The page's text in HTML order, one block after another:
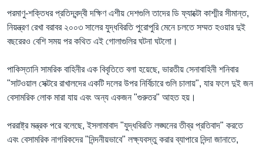
পরমাণু-শক্তিধর প্রতিদ্বন্দ্বী দক্ষিণ এশীয় দেশগুলি তাদের ডি ফ্যাক্টো কাশ্মীর সীমান্ত,
নিয়ন্ত্রণ রেখা বরাবর ২০০৩ সালের যুদ্ধবিরতি পুরোপুরি মেনে চলতে সম্মত হওয়ার দুই
বছরেরও বেশি সময় পর কথিত এই গোলাগুলির ঘটনা ঘটলো।
পাকিস্তানি সামরিক বাহিনীর এক বিবৃতিতে বলা হয়েছে, ভারতীয় সেনাবাহিনী শনিবার
"সাটওয়াল সেক্টরে রাখালদের একটি দলের উপর নির্বিচারে গুলি চালায়", যার ফলে দুই জন
বেসামরিক লোক মারা যায় এবং অন্য একজন "গুরুতর" আহত হয়।
পররাষ্ট্র মন্ত্রক পরে বলেছে, ইসলামাবাদ "যুদ্ধবিরতি লঙ্ঘনের তীব্র প্রতিবাদ" করতে
এবং বেসামরিক নাগরিকদের "নিন্দনীয়ভাবে" লক্ষ্যবস্তু করার ব্যাপারে নিন্দা জানাতে,